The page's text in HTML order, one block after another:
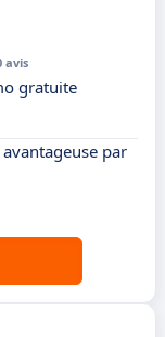
avis
gratuite
par